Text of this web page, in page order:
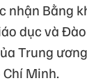
nhận Bằng
dục và
Trung
Minh.